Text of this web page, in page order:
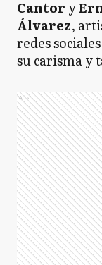
Cantor y
Álvarez,
redes
su carisma y
Ads